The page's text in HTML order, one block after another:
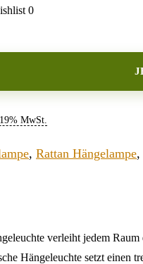
0
MwSt.
, Rattan Hängelampe,
verleiht jedem
Hängeleuchte setzt